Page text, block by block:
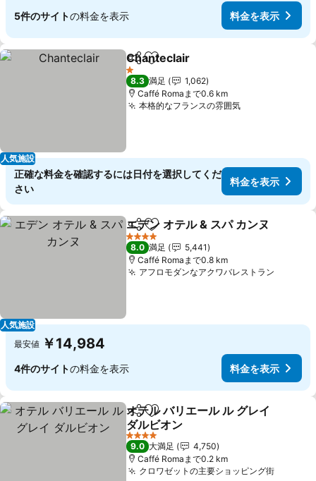
5件のサイトの料金を表示 料金を表示
人気施設
シェアお気に入りに追加
Chanteclair
1 ホテルのランク
8.3 満足
1,062
Caffé Romaまで0.6 km
本格的なフランスの雰囲気料金を表示
正確な料金を確認するには日付を選択してくだ
さい
料金を表示
人気施設
シェアお気に入りに追加
エデン オテル & スパ カンヌ
4 ホテルのランク
8.0 満足
5,441
Caffé Romaまで0.8 km
アフロモダンなアクワバレストラン
最安値 ￥14,984
4件のサイトの料金を表示 料金を表示
シェアお気に入りに追加
オテル バリエール ル グレイ
ダルビオン
料金を表示
4 ホテルのランク
9.0 大満足
4,750
Caffé Romaまで0.2 km
クロワゼットの主要ショッピング街料金を